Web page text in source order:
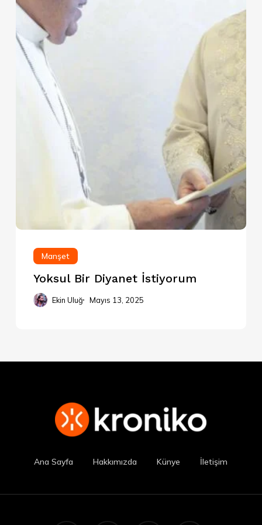
Manşet
Yoksul Bir Diyanet İstiyorum
Ekin Uluğ Mayıs 13, 2025
Ana Sayfa Hakkımızda Künye İletişim